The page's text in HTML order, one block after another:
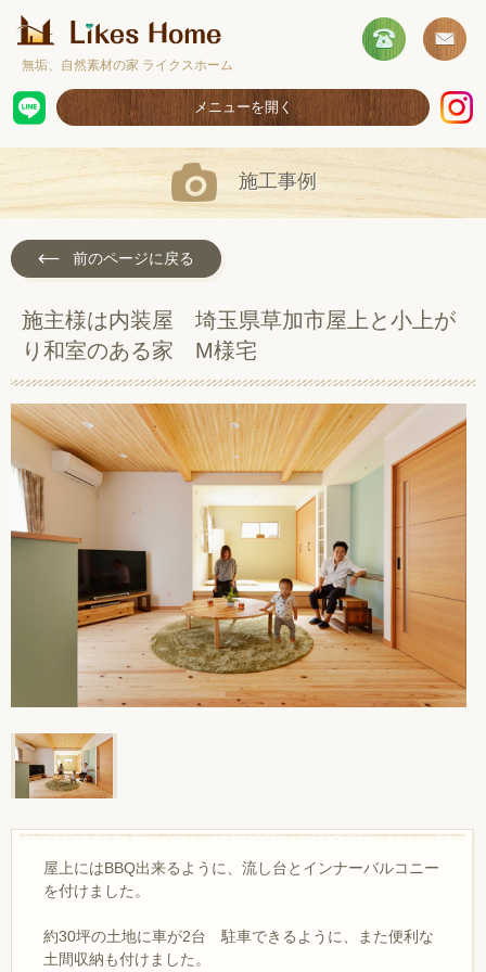
無垢、自然素材の家 ライクスホーム
メニューを開く
ホーム
コンセプト
施工事例
お客様の声
採用情報
施工事例
前のページに戻る
施主様は内装屋 埼玉県草加市屋上と小上が
り和室のある家 M様宅
屋上にはBBQ出来るように、流し台とインナーバルコニー
を付けました。
約30坪の土地に車が2台 駐車できるように、また便利な
土間収納も付けました。